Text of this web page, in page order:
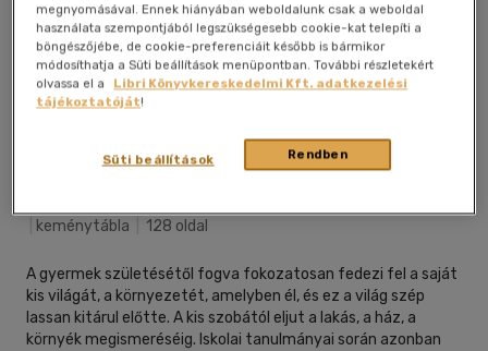
keménytábla 128 oldal
A gyermek születésétől fogva fokozatosan fedezi fel a saját
kis világát, a környezetét, amelyben él, és ez a világ szép
lassan kitárul előtte. A kis szobától eljut a lakás, a ház, a
környék megismeréséig. Iskolai tanulmányai során azonban
megnyomásával. Ennek hiányában weboldalunk csak a weboldal
használata szempontjából legszükségesebb cookie-kat telepíti a
böngészőjébe, de cookie-preferenciáit később is bármikor
módosíthatja a Süti beállítások menüpontban. További részletekért
olvassa el a
Libri Könyvkereskedelmi Kft. adatkezelési
tájékoztatóját!
Rendben
Süti beállítások